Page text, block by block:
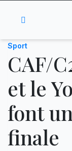
Sport
CAF/
et le
font
finale